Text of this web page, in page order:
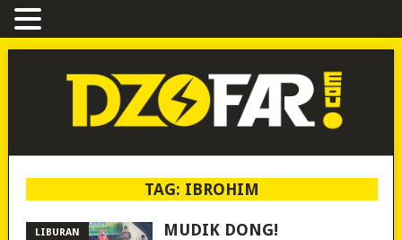
TAG: IBROHIM
LIBURAN MUDIK DONG!